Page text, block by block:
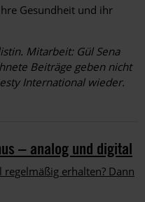
Gesundheit und ihr
Mitarbeit: Gül Sena
Beiträge geben nicht
International wieder.
– analog und digital
erhalten? Dann